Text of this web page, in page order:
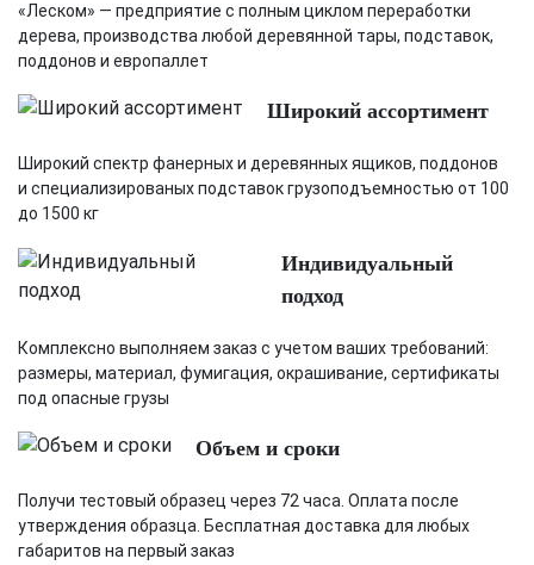
«Леском» — предприятие с полным циклом переработки
дерева, производства любой деревянной тары, подставок,
поддонов и европаллет
Широкий ассортимент
Широкий спектр фанерных и деревянных ящиков, поддонов
и специализированых подставок грузоподъемностью от 100
до 1500 кг
Индивидуальный
подход
Комплексно выполняем заказ с учетом ваших требований:
размеры, материал, фумигация, окрашивание, сертификаты
под опасные грузы
Объем и сроки
Получи тестовый образец через 72 часа. Оплата после
утверждения образца. Бесплатная доставка для любых
габаритов на первый заказ